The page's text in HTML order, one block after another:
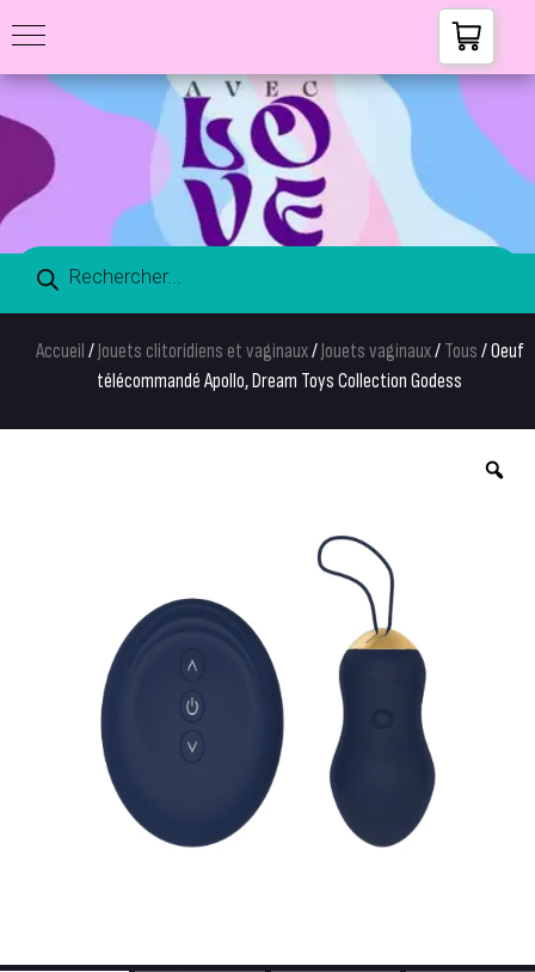
Accueil /Jouets clitoridiens et vaginaux/Jouets vaginaux/ Tous / Oeuf
télécommandé Apollo, Dream Toys Collection Godess